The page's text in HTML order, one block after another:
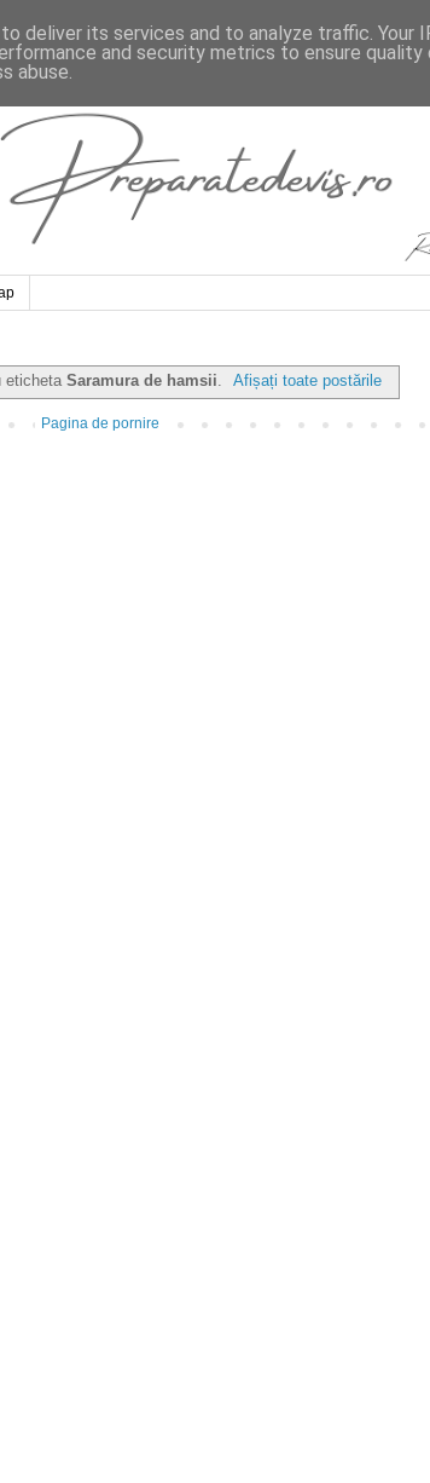
eticheta Saramura de hamsii. Afișați toate postările
Pagina de pornire
deliver its services and to analyze traffic. Your
and security metrics to ensure
abuse.